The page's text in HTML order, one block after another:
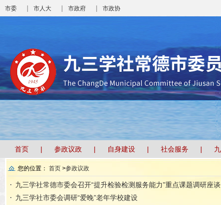
市委 | 市人大 | 市政府 | 市政协
首页 参政议政 自身建设 社会服务
您的位置： 首页 >参政议政
九三学社常德市委会召开“提升检验检测服务能力”重点课题调研座
九三学社市委会调研“爱晚”老年学校建设